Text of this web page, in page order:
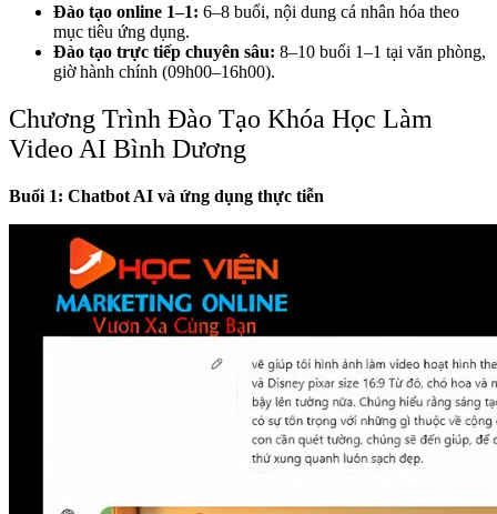
Đào tạo online 1–1: 6–8 buổi, nội dung cá nhân hóa theo
mục tiêu ứng dụng.
Đào tạo trực tiếp chuyên sâu: 8–10 buổi 1–1 tại văn phòng,
giờ hành chính (09h00–16h00).
Chương Trình Đào Tạo Khóa Học Làm
Video AI Bình Dương
Buổi 1: Chatbot AI và ứng dụng thực tiễn